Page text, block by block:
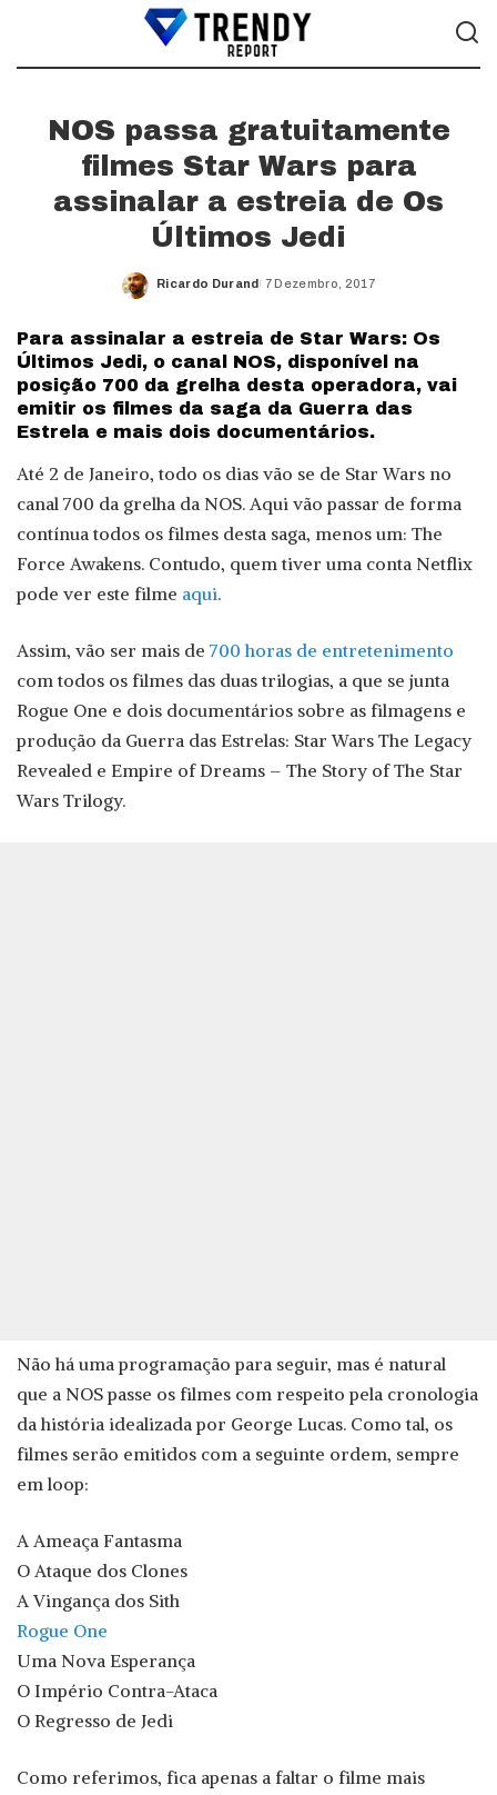
NOS passa gratuitamente
filmes Star Wars para
assinalar a estreia de Os
Últimos Jedi
Posted
Ricardo Durand 7 Dezembro, 2017
Para assinalar a estreia de Star Wars: Os
Últimos Jedi, o canal NOS, disponível na
posição 700 da grelha desta operadora, vai
emitir os filmes da saga da Guerra das
Estrela e mais dois documentários.
Até 2 de Janeiro, todo os dias vão se de Star Wars no
canal 700 da grelha da NOS. Aqui vão passar de forma
contínua todos os filmes desta saga, menos um: The
Force Awakens. Contudo, quem tiver uma conta Netflix
pode ver este filme aqui.
Assim, vão ser mais de 700 horas de entretenimento
com todos os filmes das duas trilogias, a que se junta
Rogue One e dois documentários sobre as filmagens e
produção da Guerra das Estrelas: Star Wars The Legacy
Revealed e Empire of Dreams – The Story of The Star
Wars Trilogy.
Não há uma programação para seguir, mas é natural
que a NOS passe os filmes com respeito pela cronologia
da história idealizada por George Lucas. Como tal, os
filmes serão emitidos com a seguinte ordem, sempre
em loop:
A Ameaça Fantasma
O Ataque dos Clones
A Vingança dos Sith
Rogue One
Uma Nova Esperança
O Império Contra-Ataca
O Regresso de Jedi
Como referimos, fica apenas a faltar o filme mais